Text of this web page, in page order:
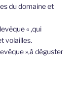
du domaine et
« ,qui
volailles.
»,à déguster